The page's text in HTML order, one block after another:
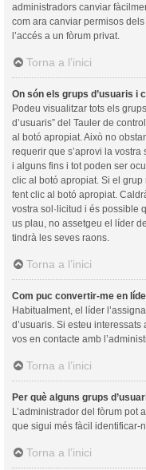
administradors canviar
com ara canviar permisos
l’accés a un fòrum privat.
Torna a l’inici
On són els grups d’usuaris i
Podeu visualitzar tots els
d’usuaris” del Tauler de
al botó apropiat. Això no
requerir que s’aprovi la vostra
i alguns fins i tot poden ser
clic al botó apropiat. Si el
fent clic al botó apropiat.
vostra sol·licitud i és possible
us plau, no assetgeu el líder
tindrà les seves raons.
Torna a l’inici
Com puc convertir-me en
Habitualment, el líder
d’usuaris. Si esteu
vos en contacte amb
Torna a l’inici
Per què alguns grups
L’administrador del fòrum pot
que sigui més fàcil identificar-
Torna a l’inici